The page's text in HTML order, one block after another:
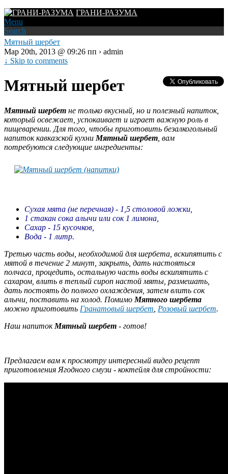
ГРАНИ-РАЗУМА
Menu
Search
Мятный шербет
Мар 20th, 2013 @ 09:26 пп › admin
↓ Skip to comments
Мятный шербет
Мятный шербет не только вкусный, но и полезный напиток,
который освежает, успокаивает и играет важную роль в
пищеварении. Для того, чтобы приготовить безалкогольный
напиток кавказской кухни Мятный шербет , вам
потребуются следующие ингредиенты:
Сухая мята (не перечная) - 1,5 столовой ложки,
1 стакан сока алычи или сок 1 лимона,
Сахар - 15 кусочков,
Вода - 1 литр.
Третью часть воды, необходимой для шербета, вскипятить с
мятой в течение 2 минут, закрыть, дать настояться
полчаса, процедить, остальную часть воды вскипятить с
сахаром, влить в теплый сироп настой мяты, размешать,
дать постоять до полного охлаждения, затем влить сок
алычи, поставить на холод. Помимо Мятного шербета
можно приготовить Гранатовый шербет Розовый шербет.
Наш напиток Мятный шербет - готов!
Предлагаем вам к просмотру интересный видео рецепт
приготовления Ягодного смузи - коктейля для стройности: